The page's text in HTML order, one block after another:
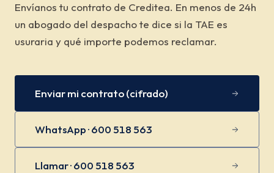
Envíanos tu contrato de Creditea. En menos de 24h
un abogado del despacho te dice si la TAE es
usuraria y qué importe podemos reclamar.
Enviar mi contrato (cifrado)
WhatsApp · 600 518 563
Llamar · 600 518 563